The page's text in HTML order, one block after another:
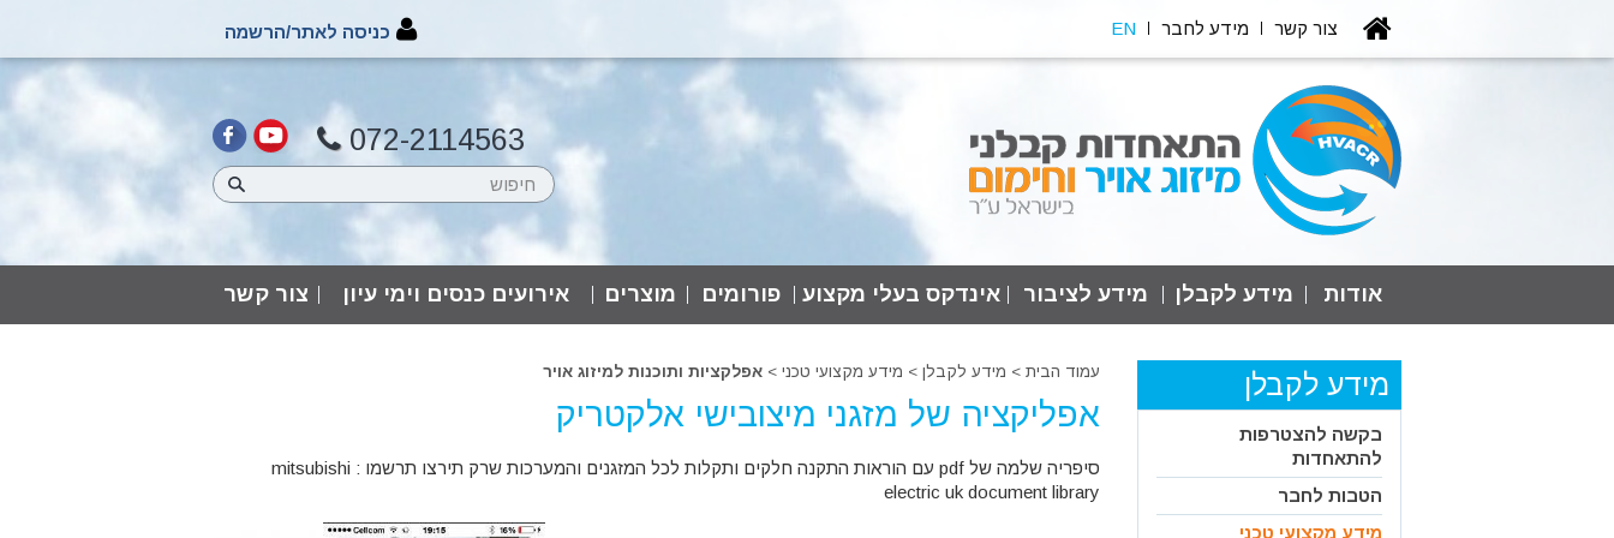
צור קשר מידע לחבר EN כניסה לאתר/הרשמה
072-2114563
אודות מידע לקבלן מידע לציבור אינדקס בעלי מקצוע פורומים מוצרים אירועים כנסים וימי עיון צור קשר
עמוד הבית > מידע לקבלן > מידע מקצועי טכני >אפלקציות ותוכנות למיזוג אויר
אפליקציה של מזגני מיצובישי אלקטריק
סיפריה שלמה של pdf עם הוראות התקנה חלקים ותקלות לכל המזגנים והמערכות שרק תירצו תרשמו : mitsubishi
electric uk document library
מידע לקבלן
בקשה להצטרפות
להתאחדות
הטבות לחבר
מידע מקצועי טכני